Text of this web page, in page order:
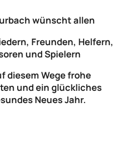
wünscht allen
Freunden, Helfern,
und Spielern
diesem Wege frohe
und ein glückliches
Neues Jahr.